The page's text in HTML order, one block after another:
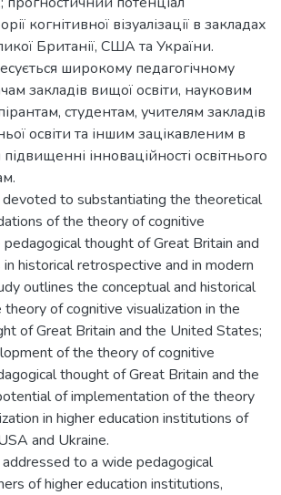
когнітивної візуалізації в закладах
Британії, США та України.
широкому педагогічному
закладів вищої освіти, науковим
студентам, учителям закладів
освіти та іншим зацікавленим в
інноваційності освітнього
devoted to substantiating the theoretical
of the theory of cognitive
thought of Great Britain and
historical retrospective and in modern
outlines the conceptual and historical
of cognitive visualization in the
of Great Britain and the United States;
of the theory of cognitive
thought of Great Britain and the
of implementation of the theory
in higher education institutions of
and Ukraine.
to a wide pedagogical
of higher education institutions,